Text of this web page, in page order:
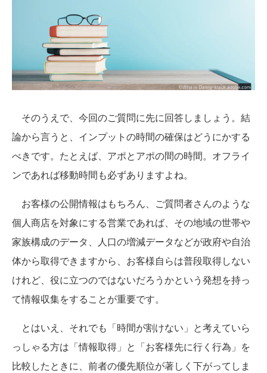
そのうえで、今回のご質問に先に回答しましょう。結
論から言うと、インプットの時間の確保はどうにかする
べきです。たとえば、アポとアポの間の時間。オフライ
ンであれば移動時間も必ずありますよね。
お客様の公開情報はもちろん、ご質問者さんのような
個人商店を対象にする営業であれば、その地域の世帯や
家族構成のデータ、人口の増減データなどが政府や自治
体から取得できますから、お客様自らは普段取得しない
けれど、役に立つのではないだろうかという発想を持っ
て情報収集をすることが重要です。
とはいえ、それでも「時間が割けない」と考えていら
っしゃる方は「情報取得」と「お客様先に行く行為」を
比較したときに、前者の優先順位が著しく下がってしま